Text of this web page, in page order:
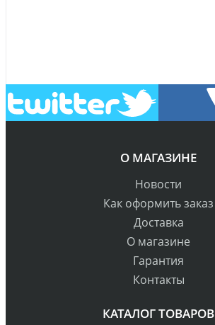
О МАГАЗИНЕ
Новости
Как оформить заказ
Доставка
О магазине
Гарантия
Контакты
КАТАЛОГ ТОВАРОВ